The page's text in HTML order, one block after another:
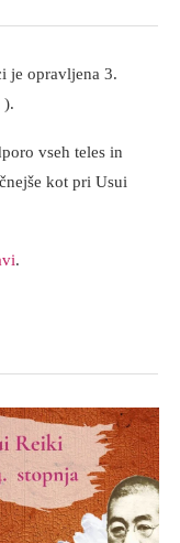
je opravljena 3.
).
vseh teles in
kot pri Usui
.